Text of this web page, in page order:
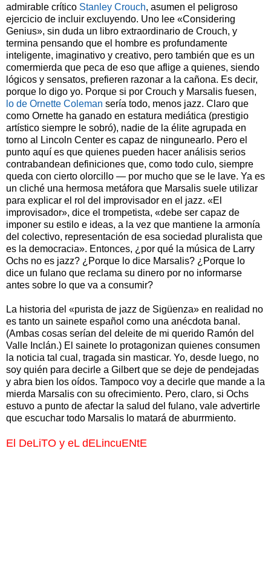
admirable crítico Stanley Crouch, asumen el peligroso
ejercicio de incluir excluyendo. Uno lee «Considering
Genius», sin duda un libro extraordinario de Crouch, y
termina pensando que el hombre es profundamente
inteligente, imaginativo y creativo, pero también que es un
comermierda que peca de eso que aflige a quienes, siendo
lógicos y sensatos, prefieren razonar a la cañona. Es decir,
porque lo digo yo. Porque si por Crouch y Marsalis fuesen,
lo de Ornette Coleman sería todo, menos jazz. Claro que
como Ornette ha ganado en estatura mediática (prestigio
artístico siempre le sobró), nadie de la élite agrupada en
torno al Lincoln Center es capaz de ningunearlo. Pero el
punto aquí es que quienes pueden hacer análisis serios
contrabandean definiciones que, como todo culo, siempre
queda con cierto olorcillo — por mucho que se le lave. Ya es
un cliché una hermosa metáfora que Marsalis suele utilizar
para explicar el rol del improvisador en el jazz. «El
improvisador», dice el trompetista, «debe ser capaz de
imponer su estilo e ideas, a la vez que mantiene la armonía
del colectivo, representación de esa sociedad pluralista que
es la democracia». Entonces, ¿por qué la música de Larry
Ochs no es jazz? ¿Porque lo dice Marsalis? ¿Porque lo
dice un fulano que reclama su dinero por no informarse
antes sobre lo que va a consumir?
La historia del «purista de jazz de Sigüenza» en realidad no
es tanto un sainete español como una anécdota banal.
(Ambas cosas serían del deleite de mi querido Ramón del
Valle Inclán.) El sainete lo protagonizan quienes consumen
la noticia tal cual, tragada sin masticar. Yo, desde luego, no
soy quién para decirle a Gilbert que se deje de pendejadas
y abra bien los oídos. Tampoco voy a decirle que mande a la
mierda Marsalis con su ofrecimiento. Pero, claro, si Ochs
estuvo a punto de afectar la salud del fulano, vale advertirle
que escuchar todo Marsalis lo matará de aburrmiento.
El DeLiTO y eL dELincuENtE